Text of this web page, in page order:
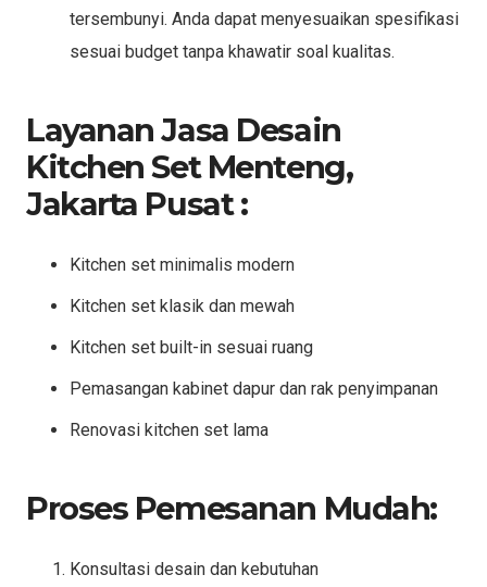
tersembunyi. Anda dapat menyesuaikan spesifikasi
sesuai budget tanpa khawatir soal kualitas.
Layanan Jasa Desain
Kitchen Set Menteng,
Jakarta Pusat :
Kitchen set minimalis modern
Kitchen set klasik dan mewah
Kitchen set built-in sesuai ruang
Pemasangan kabinet dapur dan rak penyimpanan
Renovasi kitchen set lama
Proses Pemesanan Mudah:
Konsultasi desain dan kebutuhan